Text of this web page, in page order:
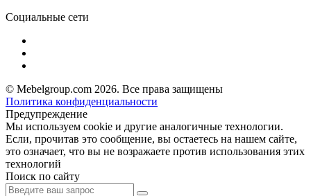
Социальные сети
© Mebelgroup.com 2026. Все права защищены
Политика конфиденциальности
Предупреждение
Мы используем cookie и другие аналогичные технологии.
Если, прочитав это сообщение, вы остаетесь на нашем сайте,
это означает, что вы не возражаете против использования этих
технологий
Поиск по сайту